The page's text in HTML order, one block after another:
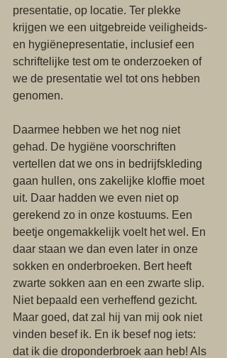
presentatie, op locatie. Ter plekke
krijgen we een uitgebreide veiligheids-
en hygiënepresentatie, inclusief een
schriftelijke test om te onderzoeken of
we de presentatie wel tot ons hebben
genomen.
Daarmee hebben we het nog niet
gehad. De hygiëne voorschriften
vertellen dat we ons in bedrijfskleding
gaan hullen, ons zakelijke kloffie moet
uit. Daar hadden we even niet op
gerekend zo in onze kostuums. Een
beetje ongemakkelijk voelt het wel. En
daar staan we dan even later in onze
sokken en onderbroeken. Bert heeft
zwarte sokken aan en een zwarte slip.
Niet bepaald een verheffend gezicht.
Maar goed, dat zal hij van mij ook niet
vinden besef ik. En ik besef nog iets:
dat ik die droponderbroek aan heb! Als